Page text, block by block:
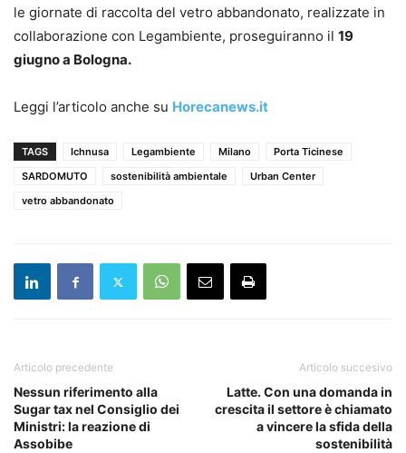
le giornate di raccolta del vetro abbandonato, realizzate in
collaborazione con Legambiente, proseguiranno il 19
giugno a Bologna.
Leggi l’articolo anche su Horecanews.it
TAGS Ichnusa Legambiente Milano
Porta Ticinese
SARDOMUTO
sostenibilità ambientale
Urban Center
vetro abbandonato
Articolo precedente
Nessun riferimento alla
Sugar tax nel Consiglio dei
Ministri: la reazione di
Assobibe
Articolo succesivo
Latte. Con una domanda in
crescita il settore è chiamato
a vincere la sfida della
sostenibilità